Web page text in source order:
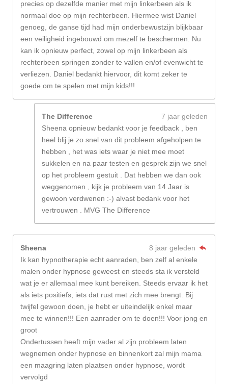
precies op dezelfde manier met mijn linkerbeen als ik
normaal doe op mijn rechterbeen. Hiermee wist Daniel
genoeg, de ganse tijd had mijn onderbewustzijn blijkbaar
een veiligheid ingebouwd om mezelf te beschermen. Nu
kan ik opnieuw perfect, zowel op mijn linkerbeen als
rechterbeen springen zonder te vallen en/of evenwicht te
verliezen. Daniel bedankt hiervoor, dit komt zeker te
goede om te spelen met mijn kids!!!
The Difference
7 jaar geleden
Sheena opnieuw bedankt voor je feedback , ben
heel blij je zo snel van dit probleem afgeholpen te
hebben , het was iets waar je niet mee moet
sukkelen en na paar testen en gesprek zijn we snel
op het probleem gestuit . Dat hebben we dan ook
weggenomen , kijk je probleem van 14 Jaar is
gewoon verdwenen :-) alvast bedank voor het
vertrouwen . MVG The Difference
Sheena
8 jaar geleden
Ik kan hypnotherapie echt aanraden, ben zelf al enkele
malen onder hypnose geweest en steeds sta ik versteld
wat je er allemaal mee kunt bereiken. Steeds ervaar ik het
als iets positiefs, iets dat rust met zich mee brengt. Bij
twijfel gewoon doen, je hebt er uiteindelijk enkel maar
mee te winnen!!! Een aanrader om te doen!!! Voor jong en
groot
Ondertussen heeft mijn vader al zijn probleem laten
wegnemen onder hypnose en binnenkort zal mijn mama
een maagring laten plaatsen onder hypnose, wordt
vervolgd